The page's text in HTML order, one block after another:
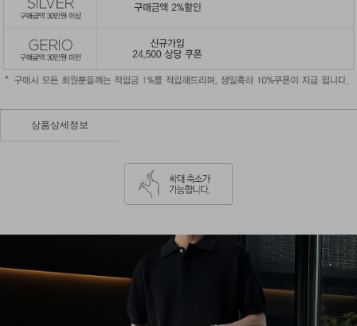
상품상세정보